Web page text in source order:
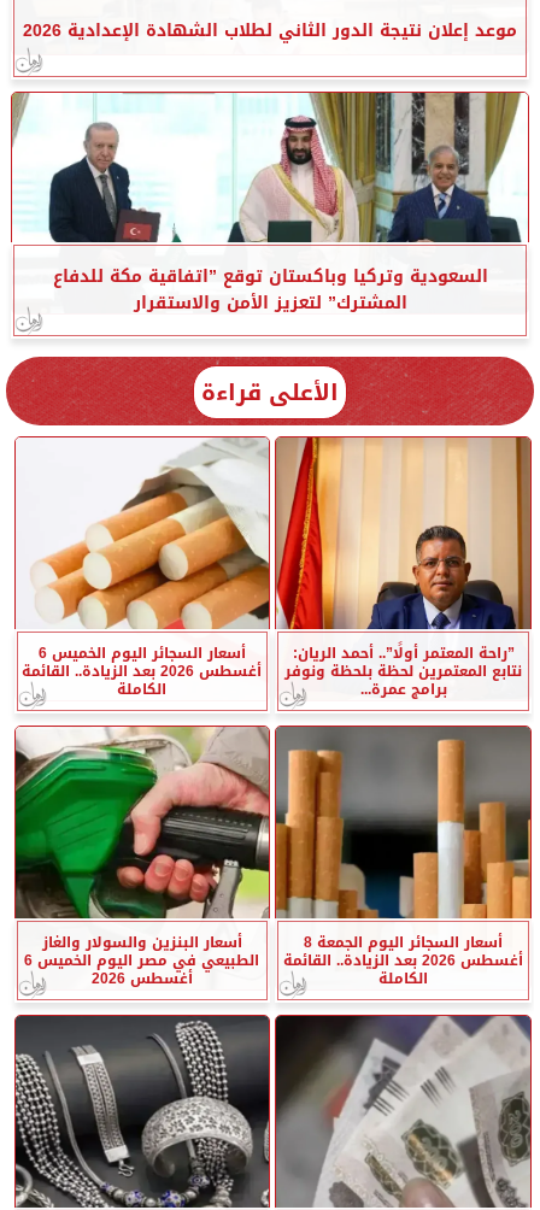
موعد إعلان نتيجة الدور الثاني لطلاب الشهادة الإعدادية 2026
السعودية وتركيا وباكستان توقع ”اتفاقية مكة للدفاع
المشترك” لتعزيز الأمن والاستقرار
الأعلى قراءة
”راحة المعتمر أولًا”.. أحمد الريان:
نتابع المعتمرين لحظة بلحظة ونوفر
برامج عمرة...
أسعار السجائر اليوم الخميس 6
أغسطس 2026 بعد الزيادة.. القائمة
الكاملة
أسعار السجائر اليوم الجمعة 8
أغسطس 2026 بعد الزيادة.. القائمة
الكاملة
أسعار البنزين والسولار والغاز
الطبيعي في مصر اليوم الخميس 6
أغسطس 2026